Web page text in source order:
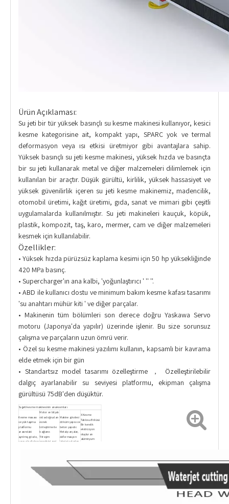
Ürün Açıklaması:
Su jeti bir tür yüksek basınçlı su kesme makinesi kullanıyor, kesici
kesme kategorisine ait, kompakt yapı, SPARC yok ve termal
deformasyon veya ısı etkisi üretmiyor gibi avantajlara sahip.
Yüksek basınçlı su jeti kesme makinesi, yüksek hızda ve basınçta
bir su jeti kullanarak metal ve diğer malzemeleri dilimlemek için
kullanılan bir araçtır. Düşük gürültü, kirlilik, yüksek hassasiyet ve
yüksek güvenilirlik içeren su jeti kesme makinemiz, madencilik,
otomobil üretimi, kağıt üretimi, gıda, sanat ve mimari gibi çeşitli
uygulamalarda kullanılmıştır. Su jeti makineleri kauçuk, köpük,
plastik, kompozit, taş, karo, mermer, cam ve diğer malzemeleri
kesmek için kullanılabilir.
Özellikler:
• Yüksek hızda pürüzsüz kaplama kesimi için 50 hp yüksekliğinde
420 MPa basınç.
• Supercharger'ın ana kalbi, 'yoğunlaştırıcı ' '' ''.
• ABD ile kullanıcı dostu ve minimum bakım kesme kafası tasarımı
'su anahtarı mühür kiti ' ve diğer parçalar.
• Makinenin tüm bölümleri son derece doğru Yaskawa Servo
motoru (Japonya'da yapılır) üzerinde işlenir. Bu size sorunsuz
çalışma ve parçaların uzun ömrü verir.
• Özel su kesme makinesi yazılımı kullanın, kapsamlı bir kavrama
elde etmek için bir gün
• Standartsız model tasarımı özelleştirme ， Özelleştirilebilir
dalgıç ayarlanabilir su seviyesi platformu, ekipman çalışma
gürültüsü 75dB'den düşüktür.
Su jeti kesme makinesinin ana kısımları
Kesme masası
ve yük taşıma
platformu
arasındaki
ayrılmış gövde,
uzun süreli stres
doğruluğunu
engellemeyi
Motor ve bilyalı
vida doğrudan
esnek
birleştirme ile
bağlanır.
Titreşim
enerjisini geri
kıyasla daha
doğruluğu ile
emebilir
Makine gövdesi
döküm yapısı ve
beton yapıdır.
Metal parçalar,
deformasyon
izlerini ortadan
hassasiyeti
korumak için
X Kesme
Tablosu Bölüsü
Bir kerelik
ekstrüzyon
oluşturan
alüminyum
güçlü çelik,
deforme
olmamış değil.